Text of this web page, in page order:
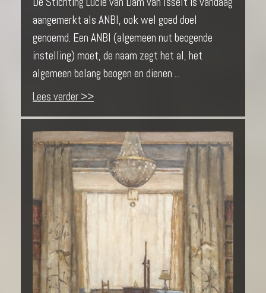
aangemerkt als ANBI, ook wel goed doel
genoemd. Een ANBI (algemeen nut beogende
instelling) moet, de naam zegt het al, het
algemeen belang beogen en dienen ...
Lees verder >>